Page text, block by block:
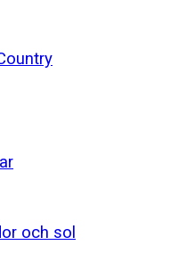
och sol